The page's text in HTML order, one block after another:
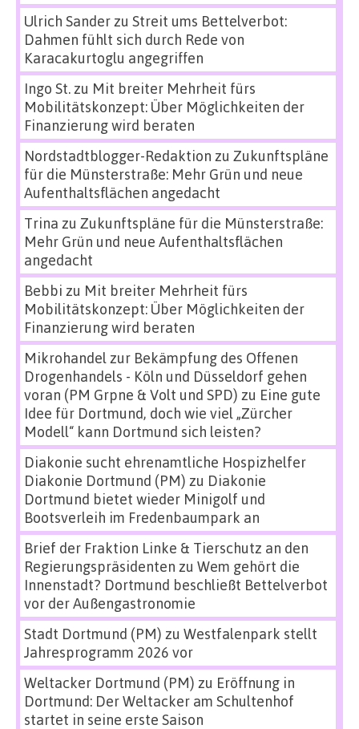
Ulrich Sanderzu Streit ums Bettelverbot:
Dahmen fühlt sich durch Rede von
Karacakurtoglu angegriffen
Ingo St.zu Mit breiter Mehrheit fürs
Mobilitätskonzept: Über Möglichkeiten der
Finanzierung wird beraten
Nordstadtblogger-Redaktion zu Zukunftspläne
für die Münsterstraße: Mehr Grün und neue
Aufenthaltsflächen angedacht
Trina zu Zukunftspläne für die Münsterstraße:
Mehr Grün und neue Aufenthaltsflächen
angedacht
Bebbi zu Mit breiter Mehrheit fürs
Mobilitätskonzept: Über Möglichkeiten der
Finanzierung wird beraten
Mikrohandel zur Bekämpfung des Offenen
Drogenhandels - Köln und Düsseldorf gehen
voran (PM Grpne & Volt und SPD) zu Eine gute
Idee für Dortmund, doch wie viel „Zürcher
Modell“ kann Dortmund sich leisten?
Diakonie sucht ehrenamtliche Hospizhelfer
Diakonie Dortmund (PM) zu Diakonie
Dortmund bietet wieder Minigolf und
Bootsverleih im Fredenbaumpark an
Brief der Fraktion Linke & Tierschutz an den
Regierungspräsidenten zu Wem gehört die
Innenstadt? Dortmund beschließt Bettelverbot
vor der Außengastronomie
Stadt Dortmund (PM) zu Westfalenpark stellt
Jahresprogramm 2026 vor
Weltacker Dortmund (PM) zu Eröffnung in
Dortmund: Der Weltacker am Schultenhof
startet in seine erste Saison